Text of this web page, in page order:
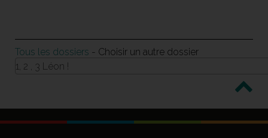
Tous les dossiers - Choisir un autre dossier
1, 2 , 3 Léon !